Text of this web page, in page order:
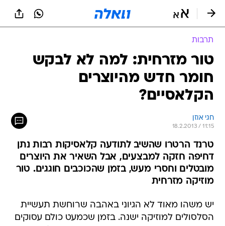
תרבות
טור מזרחית: למה לא לבקש
חומר חדש מהיוצרים
הקלאסיים?
חגי אוזן
18.2.2013 / 11:15
טרנד הרטרו שהשיב לתודעה קלאסיקות רבות נתן
דחיפה חזקה למבצעים, אבל השאיר את היוצרים
מובטלים וחסרי מעש, בזמן שהכוכבים חוגגים. טור
מוזיקה מזרחית
יש משהו מאוד לא הגיוני באהבה שרוחשת תעשיית
הסלסולים למוזיקה ישנה. בזמן שכמעט כולם עסוקים